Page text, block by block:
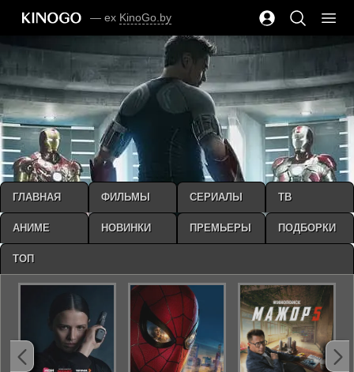
— ex KinoGo.by
ГЛАВНАЯ ФИЛЬМЫ СЕРИАЛЫ ТВ
АНИМЕ НОВИНКИ ПРЕМЬЕРЫ ПОДБОРКИ
ТОП